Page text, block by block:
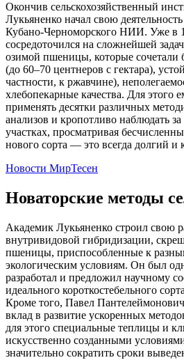
Окончив сельскохозяйственный
Лукьяненко начал свою
Кубано-Черноморского НИИ. Уже в
сосредоточился на сложнейшей
озимой пшеницы, которые
(до 60–70 центнеров с гектара),
частности, к ржавчине),
хлебопекарные качества. Для этого
применять десятки различных
анализов и кропотливо наблюдать
участках, просматривая
нового сорта — это всегда долгий и
Новости МирТесен
Новаторские методы
Академик Лукьяненко строил свою
внутривидовой гибридизации,
пшеницы, приспособленные к
экологическим условиям. Он был
разработал и предложил научному
идеального короткостебельного
Кроме того, Павел
вклад в развитие ускоренных
для этого специальные теплицы и
искусственно созданными
значительно сократить сроки